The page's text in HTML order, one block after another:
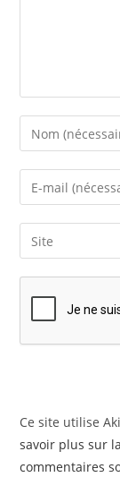
Enter
your
name
comment
Enter
your
email
address
Saisir
l’URL
de
votre
site
(facultatif)
Ce site utilise
savoir plus sur
commentaires